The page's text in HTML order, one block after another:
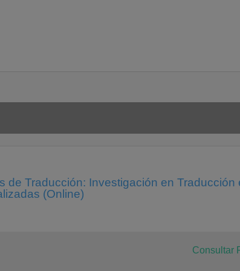
de Traducción: Investigación en Traducción
(Online)
Consultar